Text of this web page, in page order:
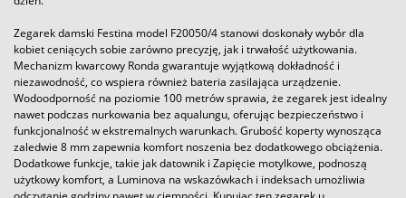
Zegarek damski Festina model F20050/4 stanowi doskonały wybór dla
kobiet ceniących sobie zarówno precyzję, jak i trwałość użytkowania.
Mechanizm kwarcowy Ronda gwarantuje wyjątkową dokładność i
niezawodność, co wspiera również bateria zasilająca urządzenie.
Wodoodporność na poziomie 100 metrów sprawia, że zegarek jest idealny
nawet podczas nurkowania bez aqualungu, oferując bezpieczeństwo i
funkcjonalność w ekstremalnych warunkach. Grubość koperty wynosząca
zaledwie 8 mm zapewnia komfort noszenia bez dodatkowego obciążenia.
Dodatkowe funkcje, takie jak datownik i Zapięcie motylkowe, podnoszą
użytkowy komfort, a Luminova na wskazówkach i indeksach umożliwia